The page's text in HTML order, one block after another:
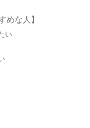
めな人】
い